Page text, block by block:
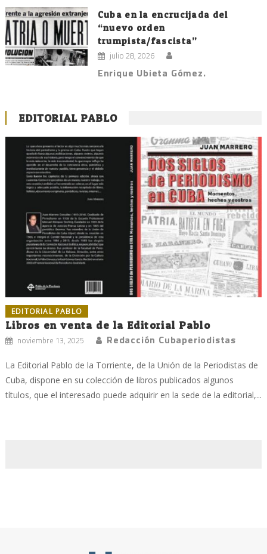
Cuba en la encrucijada del
“nuevo orden
trumpista/fascista”
julio 28, 2026
Enrique Ubieta Gómez.
EDITORIAL PABLO
EDITORIAL PABLO
Libros en venta de la Editorial Pablo
noviembre 13, 2025 Redacción Cubaperiodistas
La Editorial Pablo de la Torriente, de la Unión de la Periodistas de
Cuba, dispone en su colección de libros publicados algunos
títulos, que el interesado puede adquirir en la sede de la editorial,...